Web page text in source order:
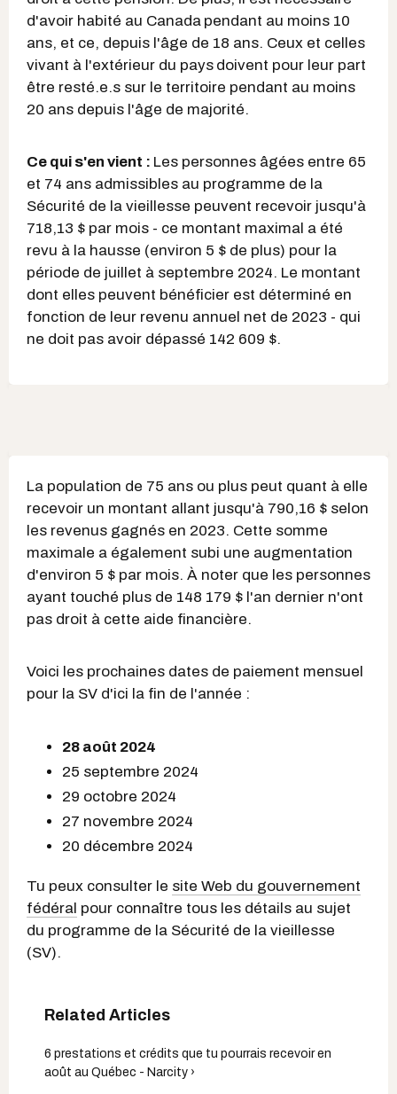
d'avoir habité au Canada pendant au moins 10
ans, et ce, depuis l'âge de 18 ans. Ceux et celles
vivant à l'extérieur du pays doivent pour leur part
être resté.e.s sur le territoire pendant au moins
20 ans depuis l'âge de majorité.
Ce qui s'en vient : Les personnes âgées entre 65
et 74 ans admissibles au programme de la
Sécurité de la vieillesse peuvent recevoir jusqu'à
718,13 $ par mois - ce montant maximal a été
revu à la hausse (environ 5 $ de plus) pour la
période de juillet à septembre 2024. Le montant
dont elles peuvent bénéficier est déterminé en
fonction de leur revenu annuel net de 2023 - qui
ne doit pas avoir dépassé 142 609 $.
La population de 75 ans ou plus peut quant à elle
recevoir un montant allant jusqu'à 790,16 $ selon
les revenus gagnés en 2023. Cette somme
maximale a également subi une augmentation
d'environ 5 $ par mois. À noter que les personnes
ayant touché plus de 148 179 $ l'an dernier n'ont
pas droit à cette aide financière.
Voici les prochaines dates de paiement mensuel
pour la SV d'ici la fin de l'année :
28 août 2024
25 septembre 2024
29 octobre 2024
27 novembre 2024
20 décembre 2024
Tu peux consulter le site Web du gouvernement
fédéral pour connaître tous les détails au sujet
du programme de la Sécurité de la vieillesse
(SV).
6 prestations et crédits que tu pourrais recevoir en
août au Québec - Narcity ›